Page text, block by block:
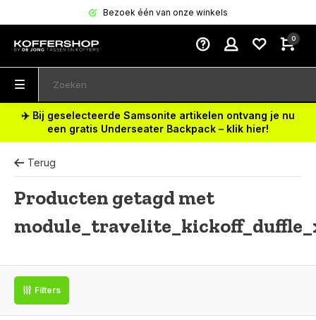
Bezoek één van onze winkels
0
✈️ Bij geselecteerde Samsonite artikelen ontvang je nu
een gratis Underseater Backpack – klik hier!
Terug
Producten getagd met
Filters